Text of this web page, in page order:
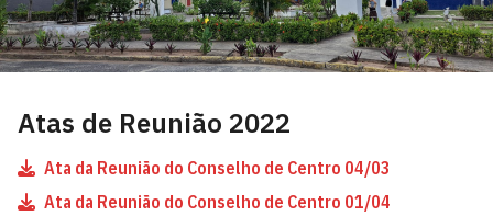
Atas de Reunião 2022
Ata da Reunião do Conselho de Centro 04/03
Ata da Reunião do Conselho de Centro 01/04